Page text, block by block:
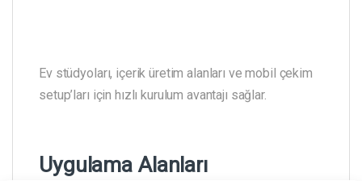
Ev stüdyoları, içerik üretim alanları ve mobil çekim
setup’ları için hızlı kurulum avantajı sağlar.
Uygulama Alanları